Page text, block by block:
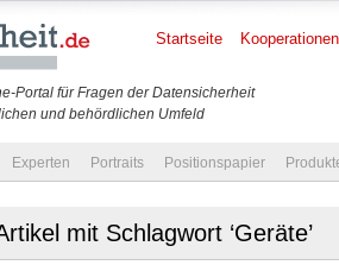
Portal für Fragen der Datensicherheit
und behördlichen Umfeld
Startseite Kooperationen
Experten Portraits Positionspapier
mit Schlagwort ‘Geräte’